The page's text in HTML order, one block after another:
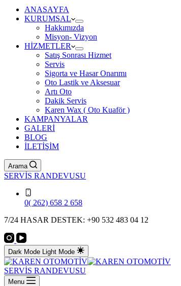
ANASAYFA
KURUMSAL
Hakkımızda
Misyon- Vizyon
HİZMETLER
Satış Sonrası Hizmet
Servis
Sigorta ve Hasar Onarımı
Oto Lastik ve Aksesuar
Artı Oto
Dakik Servis
Karen Wax ( Oto Kuaför )
KAMPANYALAR
GALERİ
BLOG
İLETİŞİM
Arama
SERVİS RANDEVUSU
0( 262) 658 2 658
7/24 HASAR DESTEK: +90 532 483 04 12
Dark Mode Light Mode
SERVİS RANDEVUSU
Menu